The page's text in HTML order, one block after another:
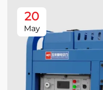
20
May